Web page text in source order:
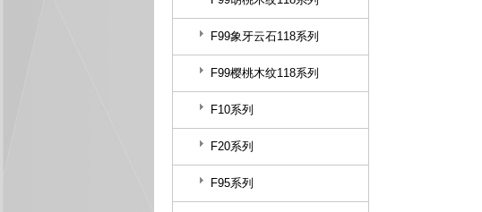
F99象牙云石118系列
F99樱桃木纹118系列
F10系列
F20系列
F95系列